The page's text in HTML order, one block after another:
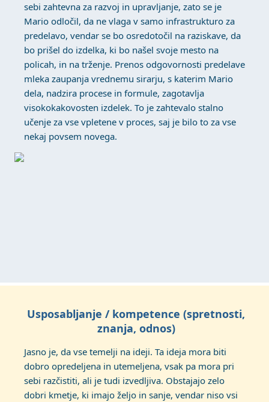
sebi zahtevna za razvoj in upravljanje, zato se je
Mario odločil, da ne vlaga v samo infrastrukturo za
predelavo, vendar se bo osredotočil na raziskave, da
bo prišel do izdelka, ki bo našel svoje mesto na
policah, in na trženje. Prenos odgovornosti predelave
mleka zaupanja vrednemu sirarju, s katerim Mario
dela, nadzira procese in formule, zagotavlja
visokokakovosten izdelek. To je zahtevalo stalno
učenje za vse vpletene v proces, saj je bilo to za vse
nekaj povsem novega.
Usposabljanje / kompetence (spretnosti,
znanja, odnos)
Jasno je, da vse temelji na ideji. Ta ideja mora biti
dobro opredeljena in utemeljena, vsak pa mora pri
sebi razčistiti, ali je tudi izvedljiva. Obstajajo zelo
dobri kmetje, ki imajo željo in sanje, vendar niso vsi